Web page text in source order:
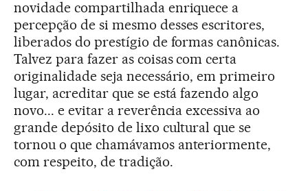
novidade compartilhada enriquece a
percepção de si mesmo desses escritores,
liberados do prestígio de formas canônicas.
Talvez para fazer as coisas com certa
originalidade seja necessário, em primeiro
lugar, acreditar que se está fazendo algo
novo... e evitar a reverência excessiva ao
grande depósito de lixo cultural que se
tornou o que chamávamos anteriormente,
com respeito, de tradição.